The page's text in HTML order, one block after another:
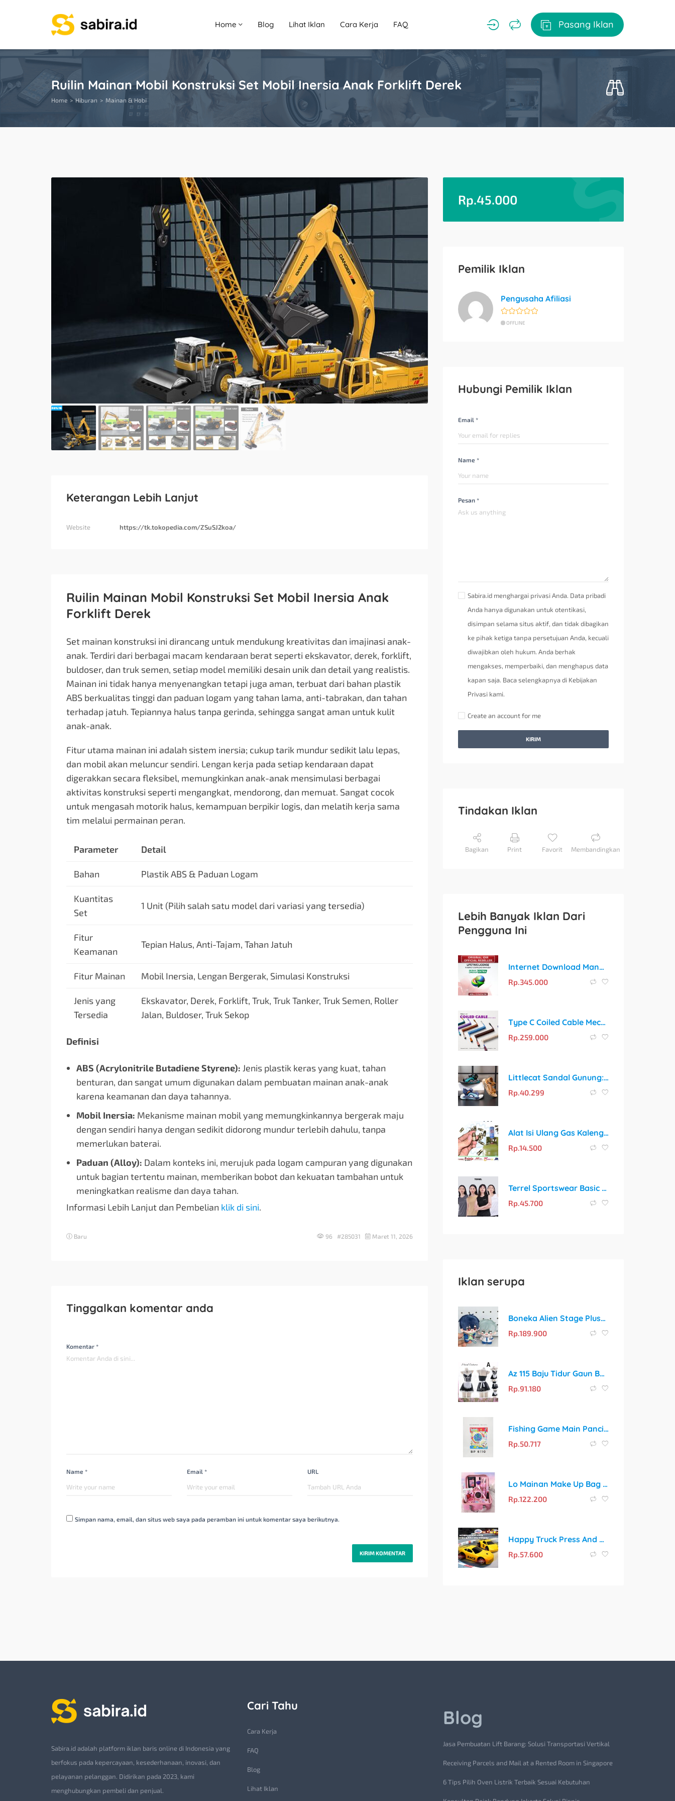
Home Blog Lihat Iklan Cara Kerja FAQ Pasang Iklan
Ruilin Mainan Mobil Konstruksi Set Mobil Inersia Anak Forklift Derek
Home Hiburan Mainan & Hobi
Keterangan Lebih Lanjut
Website https://tk.tokopedia.com/ZSuSJ2koa/
Ruilin Mainan Mobil Konstruksi Set Mobil Inersia Anak
Forklift Derek
Set mainan konstruksi ini dirancang untuk mendukung kreativitas dan imajinasi anak-
anak. Terdiri dari berbagai macam kendaraan berat seperti ekskavator, derek, forklift,
buldoser, dan truk semen, setiap model memiliki desain unik dan detail yang realistis.
Mainan ini tidak hanya menyenangkan tetapi juga aman, terbuat dari bahan plastik
ABS berkualitas tinggi dan paduan logam yang tahan lama, anti-tabrakan, dan tahan
terhadap jatuh. Tepiannya halus tanpa gerinda, sehingga sangat aman untuk kulit
anak-anak.
Fitur utama mainan ini adalah sistem inersia; cukup tarik mundur sedikit lalu lepas,
dan mobil akan meluncur sendiri. Lengan kerja pada setiap kendaraan dapat
digerakkan secara fleksibel, memungkinkan anak-anak mensimulasi berbagai
aktivitas konstruksi seperti mengangkat, mendorong, dan memuat. Sangat cocok
untuk mengasah motorik halus, kemampuan berpikir logis, dan melatih kerja sama
tim melalui permainan peran.
Parameter Detail
Bahan Plastik ABS & Paduan Logam
Kuantitas
Set
1 Unit (Pilih salah satu model dari variasi yang tersedia)
Fitur
Keamanan
Tepian Halus, Anti-Tajam, Tahan Jatuh
Fitur Mainan Mobil Inersia, Lengan Bergerak, Simulasi Konstruksi
Jenis yang
Tersedia
Ekskavator, Derek, Forklift, Truk, Truk Tanker, Truk Semen, Roller
Jalan, Buldoser, Truk Sekop
Definisi
ABS (Acrylonitrile Butadiene Styrene): Jenis plastik keras yang kuat, tahan
benturan, dan sangat umum digunakan dalam pembuatan mainan anak-anak
karena keamanan dan daya tahannya.
Mobil Inersia: Mekanisme mainan mobil yang memungkinkannya bergerak maju
dengan sendiri hanya dengan sedikit didorong mundur terlebih dahulu, tanpa
memerlukan baterai.
Paduan (Alloy): Dalam konteks ini, merujuk pada logam campuran yang digunakan
untuk bagian tertentu mainan, memberikan bobot dan kekuatan tambahan untuk
meningkatkan realisme dan daya tahan.
Informasi Lebih Lanjut dan Pembelian klik di sini.
Baru 96 #285031 Maret 11, 2026
Tinggalkan komentar anda
Komentar *
Name * Email * URL
Simpan nama, email, dan situs web saya pada peramban ini untuk komentar saya berikutnya.
Rp.45.000
Pemilik Iklan
Pengusaha Afiliasi
OFFLINE
Hubungi Pemilik Iklan
Email *
Name *
Pesan *
Sabira.id menghargai privasi Anda. Data pribadi
Anda hanya digunakan untuk otentikasi,
disimpan selama situs aktif, dan tidak dibagikan
ke pihak ketiga tanpa persetujuan Anda, kecuali
diwajibkan oleh hukum. Anda berhak
mengakses, memperbaiki, dan menghapus data
kapan saja. Baca selengkapnya di Kebijakan
Privasi kami.
Create an account for me
KIRIM
Tindakan Iklan
Bagikan Print Favorit Membandingkan
Lebih Banyak Iklan Dari
Pengguna Ini
Internet Download Manager (IDM) – Lisensi Lifetime Resmi
Rp. 345.000
Type C Coiled Cable Mechanical Keyboard Aviator by Press Play
Rp. 259.000
Littlecat Sandal Gunung: Sepatu Sandal Anak Laki-Laki dengan Model Lucu dan Bahan PU
Rp. 40.299
Alat Isi Ulang Gas Kaleng Portable: Praktis, Ekonomis, dan Awet
Rp.14.500
Terrel Sportswear Basic Tanktop Women: Ringan, Cepat Kering, dan Bebas Kusut untuk Aktivitasmu
Rp. 45.700
Iklan serupa
Boneka Alien Stage Plushie Impor Original – Hadirkan Karakter Favoritmu!
Rp.189.900
Az 115 Baju Tidur Gaun Bahan Spandex Pita Putih Cosplay Maid Kostum Pelayan M-4XL
Rp. 91.180
Fishing Game Main Pancing Ikan Mainan Edukasi Anak
Rp. 50.717
Lo Mainan Make Up Bag Mermaid Anak Fungsi Real Glamous Beauty Bag Princess Toys
Rp.122.200
Happy Truck Press And Go Police: Mobil Keren untuk Petualangan Balap Si Kecil
Rp. 57.600
Sabira.id adalah platform iklan baris online di Indonesia yang
berfokus pada kepercayaan, kesederhanaan, inovasi, dan
pelayanan pelanggan. Didirikan pada 2023, kami
menghubungkan pembeli dan penjual.
Cari Tahu
Cara Kerja
FAQ
Blog
Lihat Iklan
Blog
Jasa Pembuatan Lift Barang: Solusi Transportasi Vertikal
Receiving Parcels and Mail at a Rented Room in Singapore
6 Tips Pilih Oven Listrik Terbaik Sesuai Kebutuhan